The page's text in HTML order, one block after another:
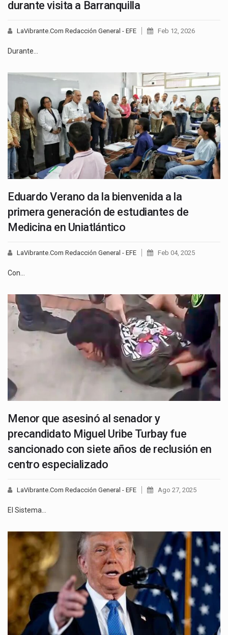
durante visita a Barranquilla
LaVibrante.Com Redacción General - EFE Feb 12, 2026
Durante…
Eduardo Verano da la bienvenida a la
primera generación de estudiantes de
Medicina en Uniatlántico
LaVibrante.Com Redacción General - EFE Feb 04, 2025
Con…
Menor que asesinó al senador y
precandidato Miguel Uribe Turbay fue
sancionado con siete años de reclusión en
centro especializado
LaVibrante.Com Redacción General - EFE Ago 27, 2025
El Sistema…